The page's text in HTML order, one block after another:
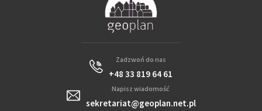
Zadzwoń do nas
+48 33 819 64 61
Napisz wiadomość
sekretariat@geoplan.net.pl